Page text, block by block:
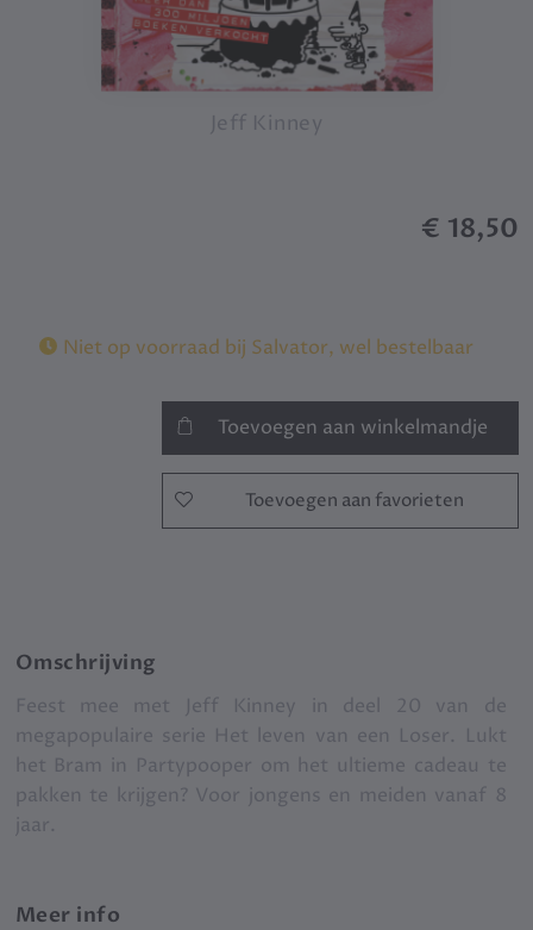
Jeff Kinney
€ 18,50
Niet op voorraad bij Salvator, wel bestelbaar
Toevoegen aan winkelmandje
Toevoegen aan favorieten
Omschrijving
Feest mee met Jeff Kinney in deel 20 van de
megapopulaire serie Het leven van een Loser. Lukt
het Bram in Partypooper om het ultieme cadeau te
pakken te krijgen? Voor jongens en meiden vanaf 8
jaar.
Meer info